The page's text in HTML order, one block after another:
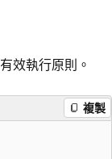
效執行原則。
複製